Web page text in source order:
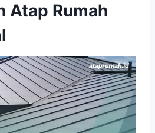
Atap Rumah